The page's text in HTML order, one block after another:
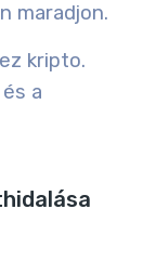
maradjon.
kripto.
a